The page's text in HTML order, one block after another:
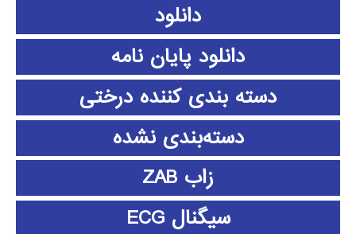
دانلود
دانلود پايان نامه
دسته بندی کننده درختی
دسته‌بندی نشده
زاب ZAB
سیگنال ECG